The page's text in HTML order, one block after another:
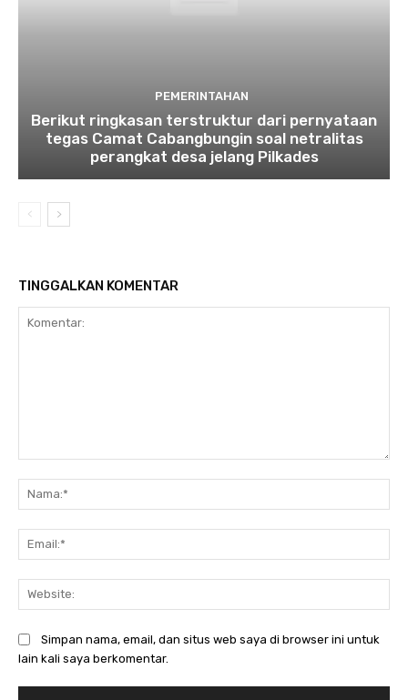
PEMERINTAHAN
Berikut ringkasan terstruktur dari pernyataan
tegas Camat Cabangbungin soal netralitas
perangkat desa jelang Pilkades
TINGGALKAN KOMENTAR
Simpan nama, email, dan situs web saya di browser ini untuk
lain kali saya berkomentar.